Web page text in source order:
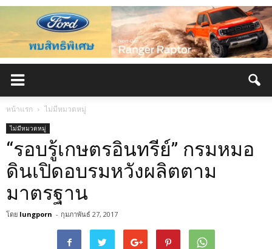
หน้าแรก ไม่มีหมวดหมู่
ไม่มีหมวดหมู่
“รอบรู้เกษตรอินทรีย์” กรมหมอ
ดินเปิดอบรมหวังผลิตตาม
มาตรฐาน
โดย lungporn - กุมภาพันธ์ 27, 2017